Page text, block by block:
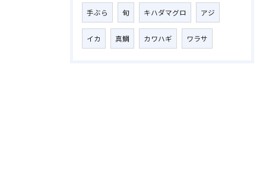
手ぶら 旬 キハダマグロ アジ
イカ 真鯛 カワハギ ワラサ